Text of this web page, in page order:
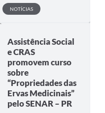
NOTÍCIAS
Assistência Social
e CRAS
promovem curso
sobre
“Propriedades das
Ervas Medicinais”
pelo SENAR – PR